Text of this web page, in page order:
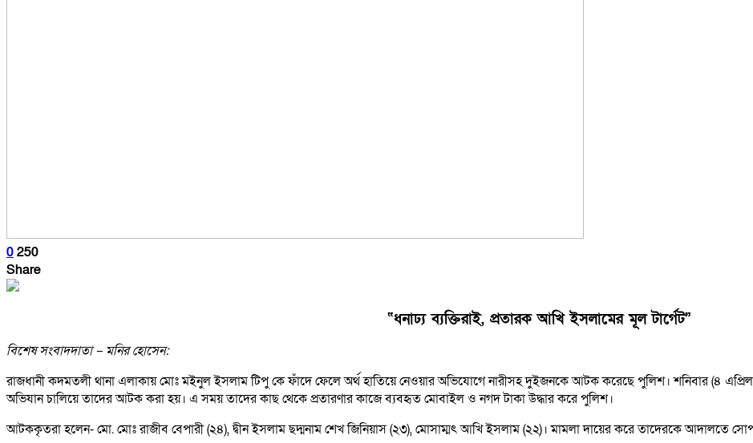
0250
Share
“ধনাঢ্য ব্যক্তিরাই, প্রতারক আখি ইসলামের মূল টার্গেট”
বিশেষ সংবাদদাতা – মনির হোসেন:
রাজধানী কদমতলী থানা এলাকায় মোঃ মইনুল ইসলাম টিপু কে ফাঁদে ফেলে অর্থ হাতিয়ে নেওয়ার অভিযোগে নারীসহ দুইজনকে আটক করেছে পুলিশ। শনিবার (৪
অভিযান চালিয়ে তাদের আটক করা হয়। এ সময় তাদের কাছ থেকে প্রতারণার কাজে ব্যবহৃত মোবাইল ও নগদ টাকা উদ্ধার করে পুলিশ।
আটককৃতরা হলেন- মো. মোঃ রাজীব বেপারী (২৪), দ্বীন ইসলাম ছদ্মনাম শেখ জিনিয়াস (২৩), মোসাম্মৎ আখি ইসলাম (২২)। মামলা দায়ের করে তাদেরকে আদালতে